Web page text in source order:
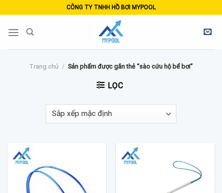
to
content
CÔNG TY TNHH HỒ BƠI MYPOOL
Trang chủ / Sản phẩm được gắn thẻ “sào cứu hộ bể bơi”
LỌC